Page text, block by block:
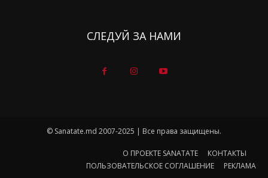
СЛЕДУЙ ЗА НАМИ
© Sanatate.md 2007-2025 | Все права защищены.
О ПРОЕКТЕ SANATATE
КОНТАКТЫ
ПОЛЬЗОВАТЕЛЬСКОЕ СОГЛАШЕНИЕ
РЕКЛАМА